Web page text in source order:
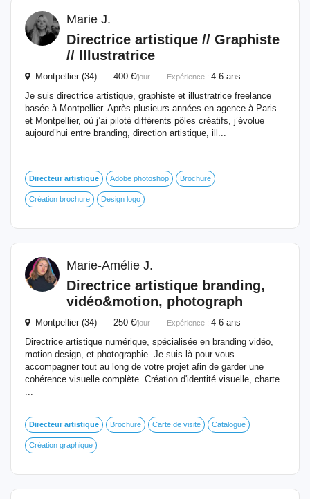
Marie J.
Directrice artistique // Graphiste
// Illustratrice
Montpellier (34) 400 €/jour Expérience : 4-6 ans
Je suis directrice artistique, graphiste et illustratrice freelance
basée à Montpellier. Après plusieurs années en agence à Paris
et Montpellier, où j’ai piloté différents pôles créatifs, j’évolue
aujourd’hui entre branding, direction artistique, ill...
Directeur artistique Adobe photoshop Brochure
Création brochure Design logo
Marie-Amélie J.
Directrice artistique branding,
vidéo&motion, photograph
Montpellier (34) 250 €/jour Expérience : 4-6 ans
Directrice artistique numérique, spécialisée en branding vidéo,
motion design, et photographie. Je suis là pour vous
accompagner tout au long de votre projet afin de garder une
cohérence visuelle complète. Création d'identité visuelle, charte
...
Directeur artistique Brochure Carte de visite Catalogue
Création graphique